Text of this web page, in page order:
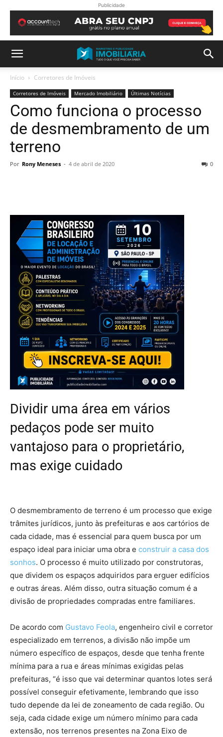
Publicidade
Início Corretores de Imóveis
Corretores de Imóveis Mercado Imobiliário Últimas Notícias
Como funciona o processo
de desmembramento de um
terreno
Por Rony Meneses - 4 de abril de 2020 0
Dividir uma área em vários
pedaços pode ser muito
vantajoso para o proprietário,
mas exige cuidado
O desmembramento de terreno é um processo que exige
trâmites jurídicos, junto às prefeituras e aos cartórios de
cada cidade, mas é essencial para quem busca por um
espaço ideal para iniciar uma obra e construir a casa dos
sonhos. O processo é muito utilizado por construtoras,
que dividem os espaços adquiridos para erguer edifícios
e outras áreas. Além disso, outra situação comum é a
divisão de propriedades compradas entre familiares.
De acordo com Gustavo Feola, engenheiro civil e corretor
especializado em terrenos, a divisão não impõe um
número específico de espaços, desde que tenha frente
mínima para a rua e áreas mínimas exigidas pelas
prefeituras, “é isso que vai determinar quantos lotes será
possível conseguir efetivamente, lembrando que isso
tudo depende da lei de zoneamento de cada região. Ou
seja, cada cidade exige um número mínimo para cada
extensão, nos terrenos presentes na Zona Eixo de